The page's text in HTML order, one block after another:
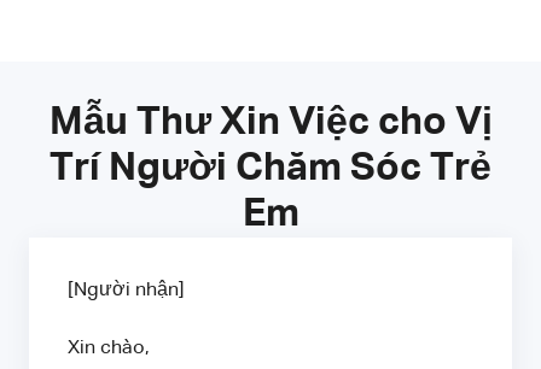
Mẫu Thư Xin Việc cho Vị
Trí Người Chăm Sóc Trẻ
Em
[Người nhận]
Xin chào,